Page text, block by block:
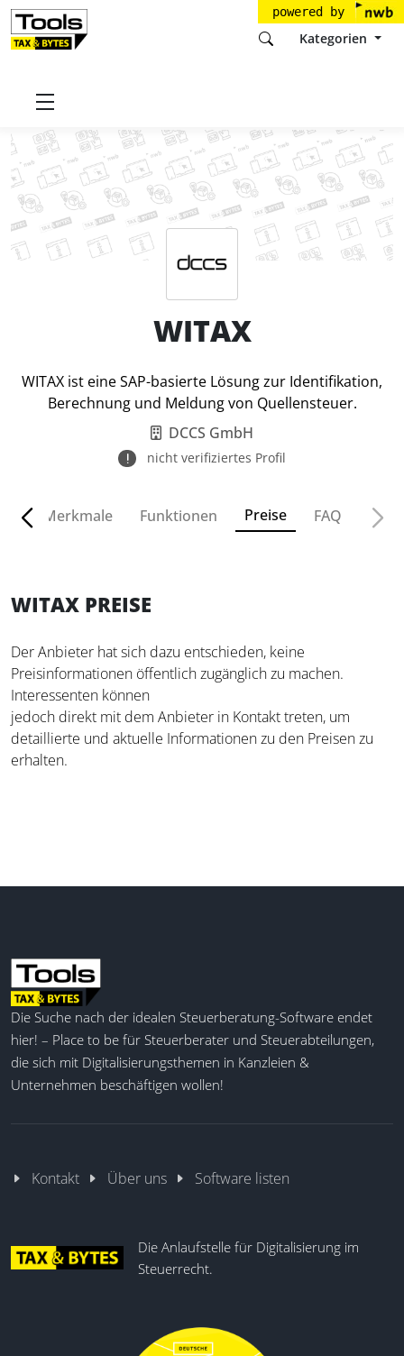
powered by
Kategorien
Startseite
WITAX
WITAX ist eine SAP-basierte Lösung zur Identifikation,
Berechnung und Meldung von Quellensteuer.
DCCS GmbH
nicht verifiziertes Profil
Merkmale Funktionen Preise FAQ
WITAX PREISE
Der Anbieter hat sich dazu entschieden, keine
Preisinformationen öffentlich zugänglich zu machen.
Interessenten können
jedoch direkt mit dem Anbieter in Kontakt treten, um
detaillierte und aktuelle Informationen zu den Preisen zu
erhalten.
Die Suche nach der idealen Steuerberatung-Software endet
hier! – Place to be für Steuerberater und Steuerabteilungen,
die sich mit Digitalisierungsthemen in Kanzleien &
Unternehmen beschäftigen wollen!
Kontakt Über uns Software listen
Die Anlaufstelle für Digitalisierung im
Steuerrecht.